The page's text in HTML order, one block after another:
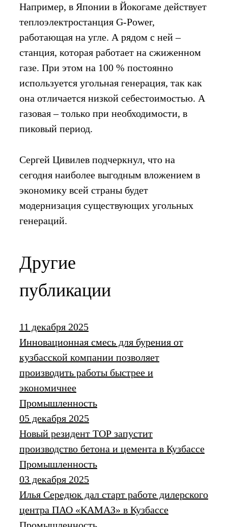
Например, в Японии в Йокогаме действует
теплоэлектростанция G-Power,
работающая на угле. А рядом с ней –
станция, которая работает на сжиженном
газе. При этом на 100 % постоянно
используется угольная генерация, так как
она отличается низкой себестоимостью. А
газовая – только при необходимости, в
пиковый период.
Сергей Цивилев подчеркнул, что на
сегодня наиболее выгодным вложением в
экономику всей страны будет
модернизация существующих угольных
генераций.
Другие
публикации
11 декабря 2025
Инновационная смесь для бурения от
кузбасской компании позволяет
производить работы быстрее и
экономичнее
Промышленность
05 декабря 2025
Новый резидент ТОР запустит
производство бетона и цемента в Кузбассе
Промышленность
03 декабря 2025
Илья Середюк дал старт работе дилерского
центра ПАО «КАМАЗ» в Кузбассе